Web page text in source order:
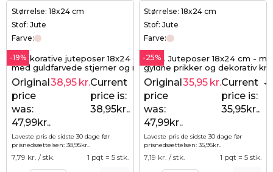
Størrelse: 18x24 cm
Stof: Jute
Farve:
-19%
5 dekorative juteposer 18x24 cm -
med guldfarvede stjerner og rustikt
udtryk
47,99 kr.
Original
price
was:
47,99kr..
38,95 kr.Current
price is:
38,95kr..
Laveste pris de sidste 30 dage før
prisnedsættelsen: 38,95kr..
7,79 kr. / stk. 1 pqt = 5 stk.
Størrelse: 18x24 cm
Stof: Jute
Farve:
-25%
5 stk. Juteposer 18x24 cm -
gyldne prikker og dekorativ
Original
price
was:
47,99kr..
35,95 kr.Current
price is:
35,95kr..
Laveste pris de sidste 30 dage før
prisnedsættelsen:35,95kr..
7,19 kr. / stk. 1 pqt = 5 stk.